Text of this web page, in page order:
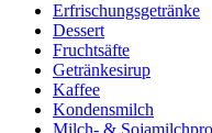
Erfrischungsgetränke
Dessert
Fruchtsäfte
Getränkesirup
Kaffee
Kondensmilch
Milch- &